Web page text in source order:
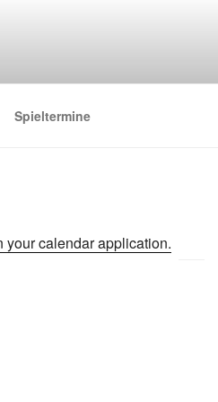
Spieltermine